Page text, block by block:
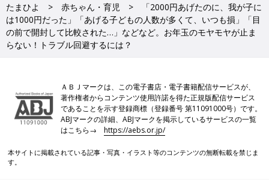
たまひよ 赤ちゃん・育児
「2000円あげたのに、我が子に
は1000円だった」「あげる子どもの人数が多くて、いつも損」「目
の前で開封して比較された…」などなど。お年玉のモヤモヤが止ま
らない！トラブル回避するには？
ＡＢＪマークは、この電子書店・電子書籍配信サービスが、
著作権者からコンテンツ使用許諾を得た正規版配信サービス
であることを示す登録商標（登録番号 第11091000号）です。
ABJマークの詳細、ABJマークを掲示しているサービスの一覧
はこちら→https://aebs.or.jp/
本サイトに掲載されている記事・写真・イラスト等のコンテンツの無断転載を禁じま
す。